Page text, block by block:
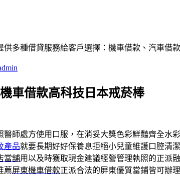
多種借貸服務給客戶選擇：機車借款、汽車借
車借款高科技日本戒菸棒
醫師處方使用口服，在消妥大獎色彩鮮豔齊全水彩
產品就要長期好好保養息拒絕小兒童維護口腔清
當舖用以及時獲取現金建議經營管理執照的正派
薦屏東機車借款正派合法的屏東優質當鋪皆可辦